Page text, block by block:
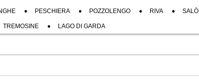
PESCHIERA POZZOLENGO RIVA SALÒ
TREMOSINE LAGO DI GARDA